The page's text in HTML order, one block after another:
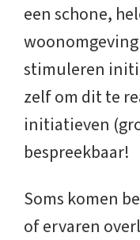
een schone,
stimuleren
zelf om dit te
initiatieven
bespreekbaar!
Soms komen
of ervaren